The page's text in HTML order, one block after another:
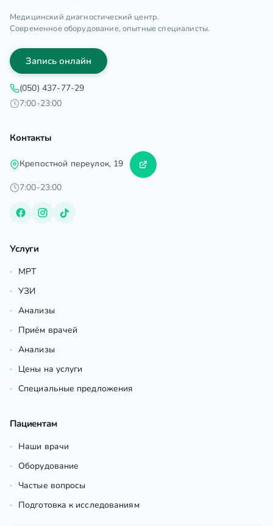
Медицинский диагностический центр.
Современное оборудование, опытные специалисты.
Запись онлайн
(050) 437-77-29
7:00-23:00
Контакты
Крепостной переулок, 19
7:00-23:00
Услуги
МРТ
УЗИ
Анализы
Приём врачей
Анализы
Цены на услуги
Специальные предложения
Пациентам
Наши врачи
Оборудование
Частые вопросы
Подготовка к исследованиям